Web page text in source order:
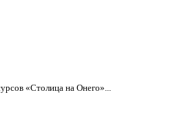
«Столица на Онего»...